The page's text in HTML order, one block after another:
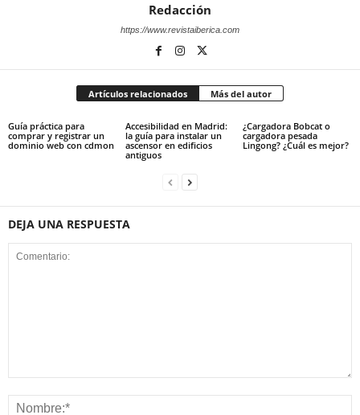
Redacción
https://www.revistaiberica.com
Artículos relacionados Más del autor
Guía práctica para
comprar y registrar un
dominio web con cdmon
Accesibilidad en Madrid:
la guía para instalar un
ascensor en edificios
antiguos
¿Cargadora Bobcat o
cargadora pesada
Lingong? ¿Cuál es mejor?
DEJA UNA RESPUESTA